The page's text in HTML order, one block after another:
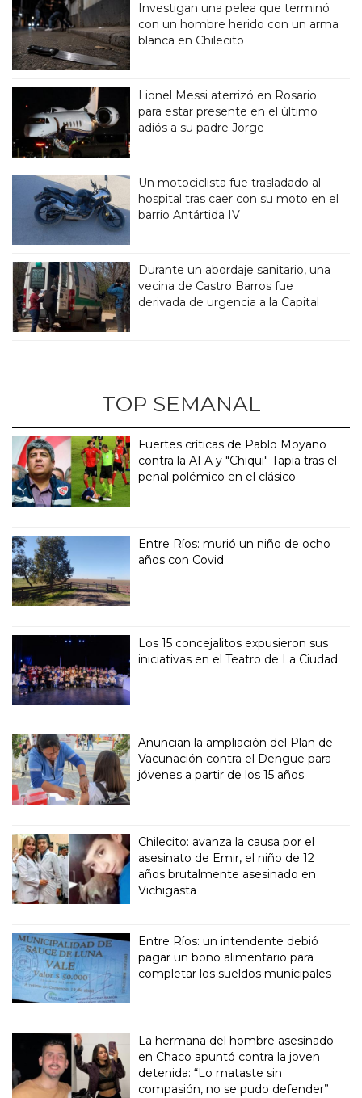
Investigan una pelea que terminó
con un hombre herido con un arma
blanca en Chilecito
Lionel Messi aterrizó en Rosario
para estar presente en el último
adiós a su padre Jorge
Un motociclista fue trasladado al
hospital tras caer con su moto en el
barrio Antártida IV
Durante un abordaje sanitario, una
vecina de Castro Barros fue
derivada de urgencia a la Capital
TOP SEMANAL
Fuertes críticas de Pablo Moyano
contra la AFA y "Chiqui" Tapia tras el
penal polémico en el clásico
Entre Ríos: murió un niño de ocho
años con Covid
Los 15 concejalitos expusieron sus
iniciativas en el Teatro de La Ciudad
Anuncian la ampliación del Plan de
Vacunación contra el Dengue para
jóvenes a partir de los 15 años
Chilecito: avanza la causa por el
asesinato de Emir, el niño de 12
años brutalmente asesinado en
Vichigasta
Entre Ríos: un intendente debió
pagar un bono alimentario para
completar los sueldos municipales
La hermana del hombre asesinado
en Chaco apuntó contra la joven
detenida: “Lo mataste sin
compasión, no se pudo defender”